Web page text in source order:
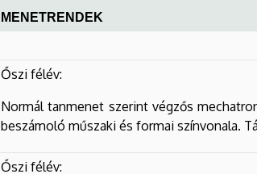
MENETRENDEK
Őszi félév:
Normál tanmenet szerint végzős
beszámoló műszaki és formai színvonala.
Őszi félév: